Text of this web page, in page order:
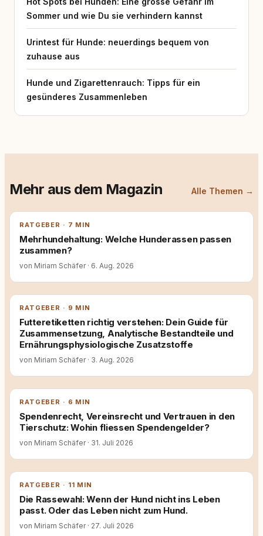
Sommer und wie Du sie verhindern kannst
Urintest für Hunde: neuerdings bequem von
zuhause aus
Hunde und Zigarettenrauch: Tipps für ein
gesünderes Zusammenleben
Mehr aus dem Magazin Alle Themen →
RATGEBER · 7 MIN
Mehrhundehaltung: Welche Hunderassen passen
zusammen?
von Miriam Schäfer · 6. Aug. 2026
RATGEBER · 9 MIN
Futteretiketten richtig verstehen: Dein Guide für
Zusammensetzung, Analytische Bestandteile und
Ernährungsphysiologische Zusatzstoffe
von Miriam Schäfer · 3. Aug. 2026
RATGEBER · 6 MIN
Spendenrecht, Vereinsrecht und Vertrauen in den
Tierschutz: Wohin fliessen Spendengelder?
von Miriam Schäfer · 31. Juli 2026
RATGEBER · 11 MIN
Die Rassewahl: Wenn der Hund nicht ins Leben
passt. Oder das Leben nicht zum Hund.
von Miriam Schäfer · 27. Juli 2026